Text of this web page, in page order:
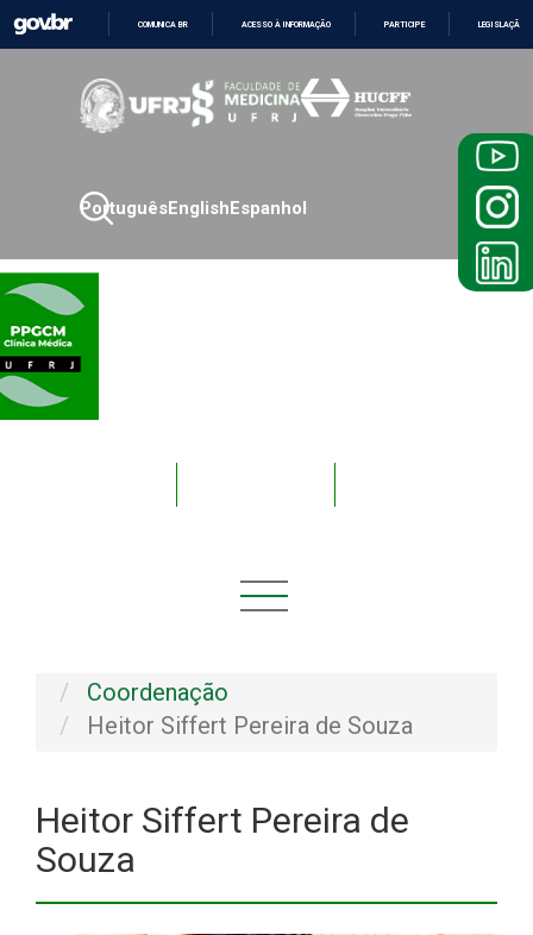
O
CONTEÚDO
COMUNICA BR ACESSO À INFORMAÇÃO PARTICIPE LEGISLAÇÃO
PortuguêsEnglishEspanhol
Coordenação
Heitor Siffert Pereira de Souza
Heitor Siffert Pereira de
Souza